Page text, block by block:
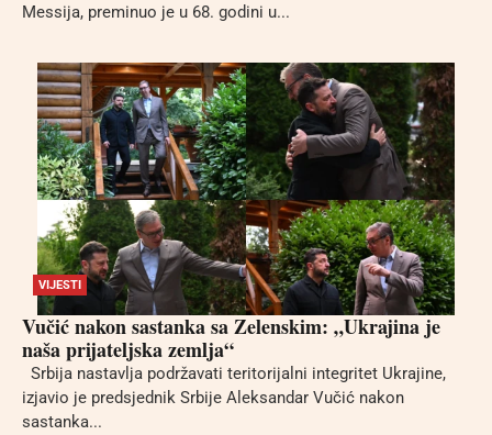
Messija, preminuo je u 68. godini u...
VIJESTI
Vučić nakon sastanka sa Zelenskim: „Ukrajina je
naša prijateljska zemlja“
Srbija nastavlja podržavati teritorijalni integritet Ukrajine,
izjavio je predsjednik Srbije Aleksandar Vučić nakon
sastanka...